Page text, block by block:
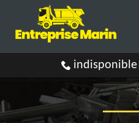
indisponible